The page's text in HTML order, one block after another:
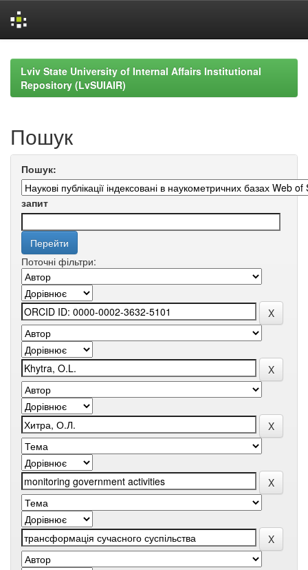
navigationLviv State University of Internal Affairs Institutional
Repository (LvSUIAIR)
Пошук
Пошук:
запит
Поточні фільтри: